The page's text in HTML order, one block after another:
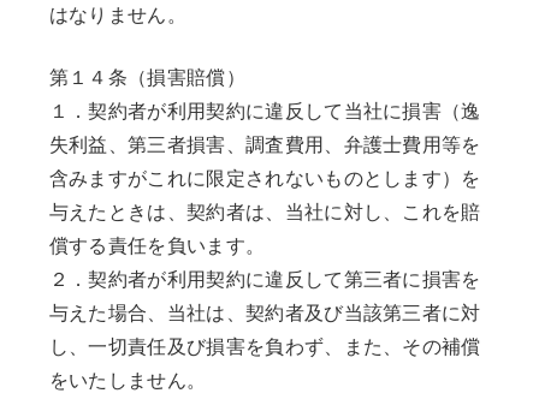
はなりません。
第１４条（損害賠償）
１．契約者が利用契約に違反して当社に損害（逸
失利益、第三者損害、調査費用、弁護士費用等を
含みますがこれに限定されないものとします）を
与えたときは、契約者は、当社に対し、これを賠
償する責任を負います。
２．契約者が利用契約に違反して第三者に損害を
与えた場合、当社は、契約者及び当該第三者に対
し、一切責任及び損害を負わず、また、その補償
をいたしません。